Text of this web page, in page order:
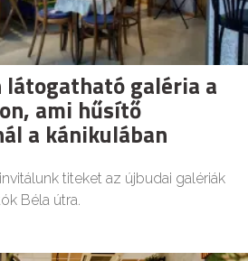
látogatható galéria a
ami hűsítő
a kánikulában
titeket az újbudai galériák
Béla útra.